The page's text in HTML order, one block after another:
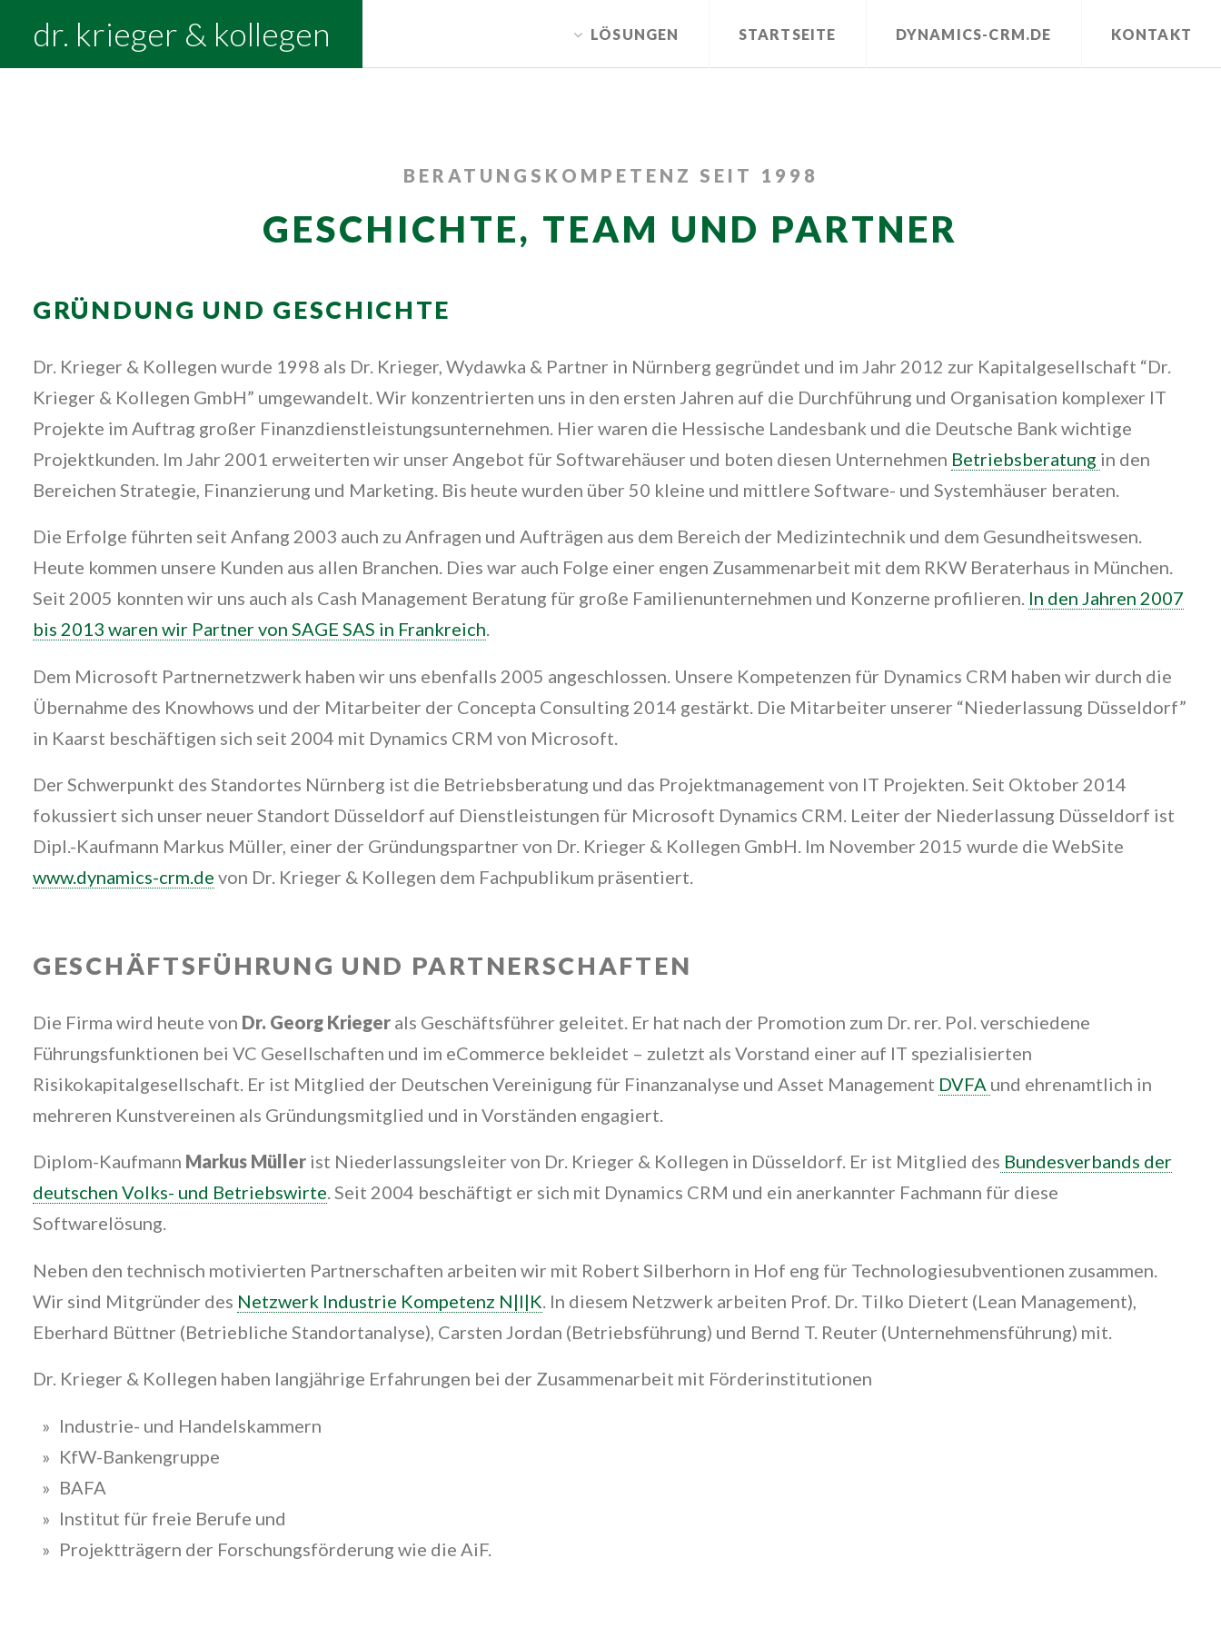
content/plugins/ginger/addon/analytics/ginger.analytics.php on line 105
dr. krieger & kollegen LÖSUNGEN STARTSEITE DYNAMICS-CRM.DE KONTAKT
BERATUNGSKOMPETENZ SEIT 1998
GESCHICHTE, TEAM UND PARTNER
GRÜNDUNG UND GESCHICHTE
Dr. Krieger & Kollegen wurde 1998 als Dr. Krieger, Wydawka & Partner in Nürnberg gegründet und im Jahr 2012 zur Kapitalgesellschaft “Dr.
Krieger & Kollegen GmbH” umgewandelt. Wir konzentrierten uns in den ersten Jahren auf die Durchführung und Organisation komplexer IT
Projekte im Auftrag großer Finanzdienstleistungsunternehmen. Hier waren die Hessische Landesbank und die Deutsche Bank wichtige
Projektkunden. Im Jahr 2001 erweiterten wir unser Angebot für Softwarehäuser und boten diesen Unternehmen Betriebsberatung in den
Bereichen Strategie, Finanzierung und Marketing. Bis heute wurden über 50 kleine und mittlere Software- und Systemhäuser beraten.
Die Erfolge führten seit Anfang 2003 auch zu Anfragen und Aufträgen aus dem Bereich der Medizintechnik und dem Gesundheitswesen.
Heute kommen unsere Kunden aus allen Branchen. Dies war auch Folge einer engen Zusammenarbeit mit dem RKW Beraterhaus in München.
Seit 2005 konnten wir uns auch als Cash Management Beratung für große Familienunternehmen und Konzerne profilieren. In den Jahren 2007
bis 2013 waren wir Partner von SAGE SAS in Frankreich.
Dem Microsoft Partnernetzwerk haben wir uns ebenfalls 2005 angeschlossen. Unsere Kompetenzen für Dynamics CRM haben wir durch die
Übernahme des Knowhows und der Mitarbeiter der Concepta Consulting 2014 gestärkt. Die Mitarbeiter unserer “Niederlassung Düsseldorf”
in Kaarst beschäftigen sich seit 2004 mit Dynamics CRM von Microsoft.
Der Schwerpunkt des Standortes Nürnberg ist die Betriebsberatung und das Projektmanagement von IT Projekten. Seit Oktober 2014
fokussiert sich unser neuer Standort Düsseldorf auf Dienstleistungen für Microsoft Dynamics CRM. Leiter der Niederlassung Düsseldorf ist
Dipl.-Kaufmann Markus Müller, einer der Gründungspartner von Dr. Krieger & Kollegen GmbH. Im November 2015 wurde die WebSite
www.dynamics-crm.de von Dr. Krieger & Kollegen dem Fachpublikum präsentiert.
GESCHÄFTSFÜHRUNG UND PARTNERSCHAFTEN
Die Firma wird heute von Dr. Georg Krieger als Geschäftsführer geleitet. Er hat nach der Promotion zum Dr. rer. Pol. verschiedene
Führungsfunktionen bei VC Gesellschaften und im eCommerce bekleidet – zuletzt als Vorstand einer auf IT spezialisierten
Risikokapitalgesellschaft. Er ist Mitglied der Deutschen Vereinigung für Finanzanalyse und Asset Management DVFA und ehrenamtlich in
mehreren Kunstvereinen als Gründungsmitglied und in Vorständen engagiert.
Diplom-Kaufmann Markus Müller ist Niederlassungsleiter von Dr. Krieger & Kollegen in Düsseldorf. Er ist Mitglied des Bundesverbands der
deutschen Volks- und Betriebswirte. Seit 2004 beschäftigt er sich mit Dynamics CRM und ein anerkannter Fachmann für diese
Softwarelösung.
Neben den technisch motivierten Partnerschaften arbeiten wir mit Robert Silberhorn in Hof eng für Technologiesubventionen zusammen.
Wir sind Mitgründer des Netzwerk Industrie Kompetenz N|I|K. In diesem Netzwerk arbeiten Prof. Dr. Tilko Dietert (Lean Management),
Eberhard Büttner (Betriebliche Standortanalyse), Carsten Jordan (Betriebsführung) und Bernd T. Reuter (Unternehmensführung) mit.
Dr. Krieger & Kollegen haben langjährige Erfahrungen bei der Zusammenarbeit mit Förderinstitutionen
Industrie- und Handelskammern
KfW-Bankengruppe
BAFA
Institut für freie Berufe und
Projektträgern der Forschungsförderung wie die AiF.